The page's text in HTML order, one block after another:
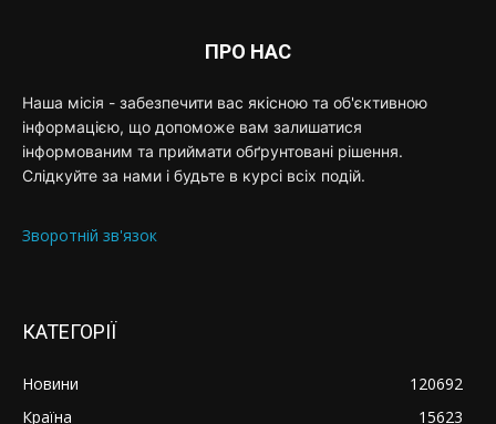
ПРО НАС
Наша місія - забезпечити вас якісною та об'єктивною
інформацією, що допоможе вам залишатися
інформованим та приймати обґрунтовані рішення.
Слідкуйте за нами і будьте в курсі всіх подій.
Зворотній зв'язок
КАТЕГОРІЇ
Новини
120692
Країна
15623